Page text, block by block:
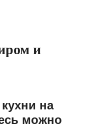
и
на
можно